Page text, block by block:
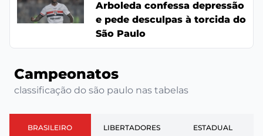
Arboleda confessa depressão
e pede desculpas à torcida do
São Paulo
Campeonatos
classificação do são paulo nas tabelas
BRASILEIRO LIBERTADORES ESTADUAL